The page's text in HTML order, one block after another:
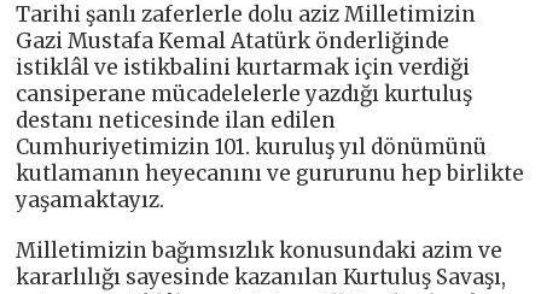
Tarihi şanlı zaferlerle dolu aziz Milletimizin
Gazi Mustafa Kemal Atatürk önderliğinde
istiklâl ve istikbalini kurtarmak için verdiği
cansiperane mücadelelerle yazdığı kurtuluş
destanı neticesinde ilan edilen
Cumhuriyetimizin 101. kuruluş yıl dönümünü
kutlamanın heyecanını ve gururunu hep birlikte
yaşamaktayız.
Milletimizin bağımsızlık konusundaki azim ve
kararlılığı sayesinde kazanılan Kurtuluş Savaşı,